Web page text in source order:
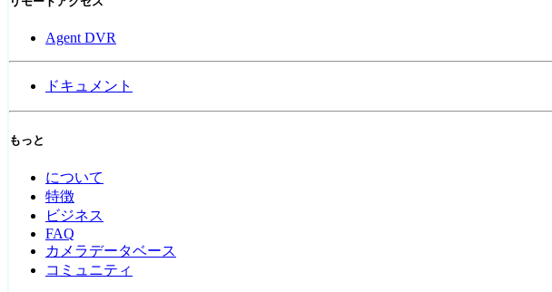
Agent DVR
ドキュメント
もっと
について
特徴
ビジネス
FAQ
カメラデータベース
コミュニティ